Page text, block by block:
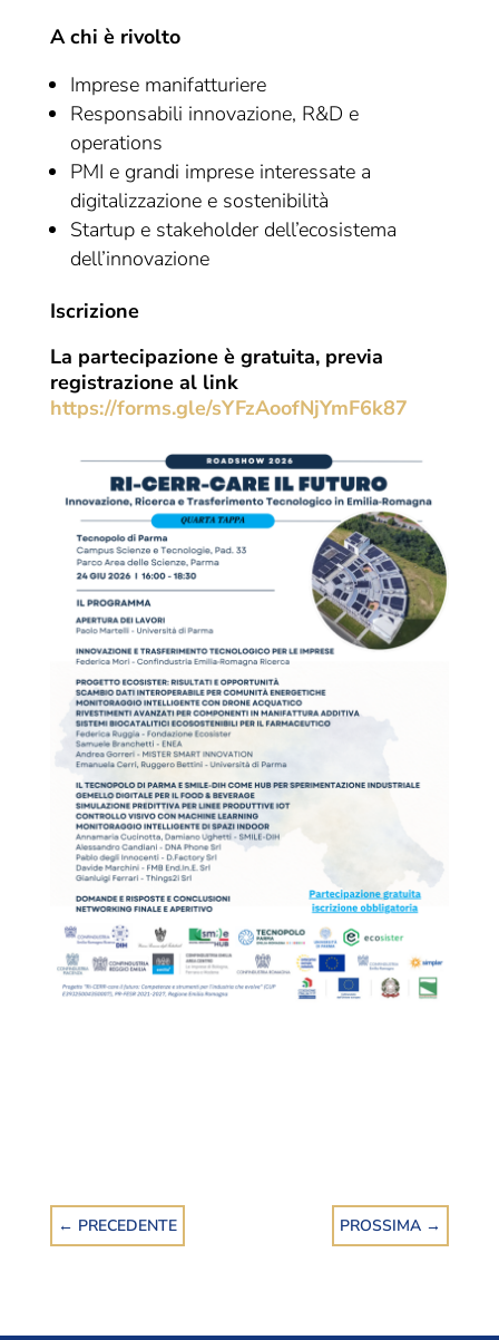
A chi è rivolto
Imprese manifatturiere
Responsabili innovazione, R&D e
operations
PMI e grandi imprese interessate a
digitalizzazione e sostenibilità
Startup e stakeholder dell’ecosistema
dell’innovazione
Iscrizione
La partecipazione è gratuita, previa
registrazione al link
https://forms.gle/sYFzAoofNjYmF6k87
← PRECEDENTE PROSSIMA →